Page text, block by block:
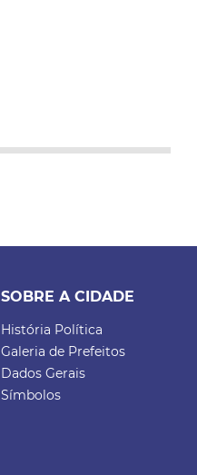
SOBRE A CIDADE
História Política
Galeria de Prefeitos
Dados Gerais
Símbolos